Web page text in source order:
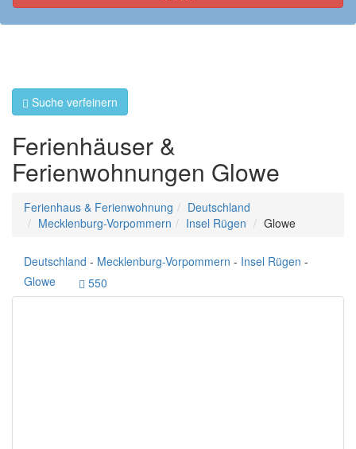
Suche verfeinern
Ferienhäuser &
Ferienwohnungen Glowe
Ferienhaus & Ferienwohnung
Deutschland
Mecklenburg-Vorpommern
Insel Rügen Glowe
Deutschland - Mecklenburg-Vorpommern - Insel Rügen -
Glowe
550